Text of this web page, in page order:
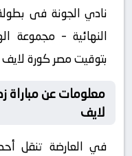
نادي الجونة فى
بتوقيت مصر كورة لايف
لايف
في العارضة تنقل